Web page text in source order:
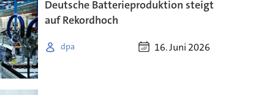
Deutsche Batterieproduktion steigt
auf Rekordhoch
dpa 16. Juni 2026